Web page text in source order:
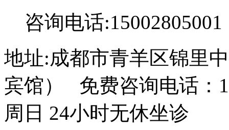
咨询电话:15002805001
地址:成都市青羊区锦里
宾馆） 免费咨询电话：
周日 24小时无休坐诊